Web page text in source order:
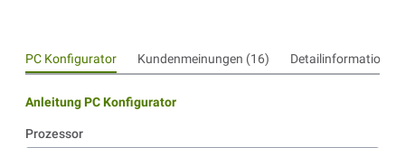
PC Konfigurator Kundenmeinungen (16) Detailinformationen
Anleitung PC Konfigurator
Prozessor